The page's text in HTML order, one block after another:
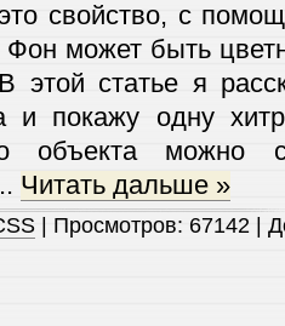
свойство, с
Фон может быть
этой статье я
и покажу одну
объекта можно
Читать дальше »
| Просмотров: 67142 |